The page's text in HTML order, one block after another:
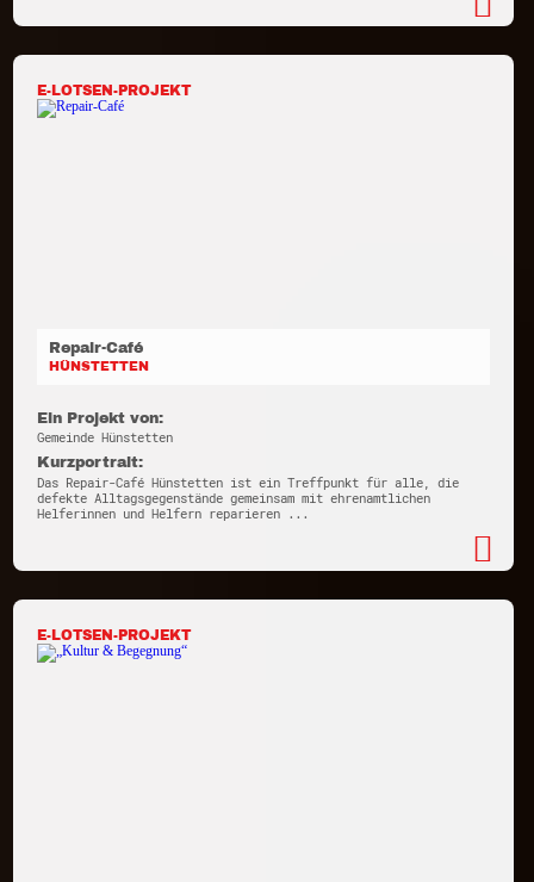
E-LOTSEN-PROJEKT
Repair-Café
HÜNSTETTEN
Ein Projekt von:
Gemeinde Hünstetten
Kurzportrait:
Das Repair-Café Hünstetten ist ein Treffpunkt für alle, die
defekte Alltagsgegenstände gemeinsam mit ehrenamtlichen
Helferinnen und Helfern reparieren ...
E-LOTSEN-PROJEKT